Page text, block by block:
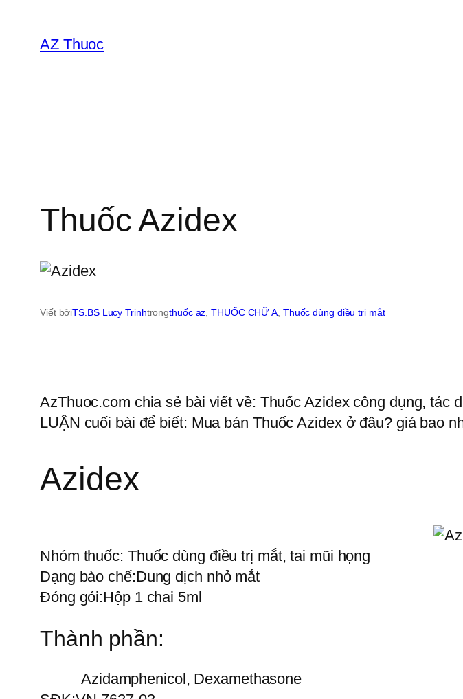
AZ Thuoc
Thuốc Azidex
Viết bởiTS.BS Lucy Trinhtrongthuốc az, THUỐC CHỮ A, Thuốc dùng điều trị mắt
AzThuoc.com chia sẻ bài viết về: Thuốc Azidex công dụng,
LUẬN cuối bài để biết: Mua bán Thuốc Azidex ở đâu? giá bao
Azidex
Nhóm thuốc: Thuốc dùng điều trị mắt, tai mũi họng
Dạng bào chế:Dung dịch nhỏ mắt
Đóng gói:Hộp 1 chai 5ml
Thành phần:
Azidamphenicol, Dexamethasone